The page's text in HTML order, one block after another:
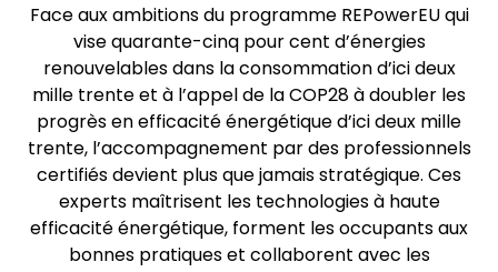
Face aux ambitions du programme REPowerEU qui
vise quarante-cinq pour cent d’énergies
renouvelables dans la consommation d’ici deux
mille trente et à l’appel de la COP28 à doubler les
progrès en efficacité énergétique d’ici deux mille
trente, l’accompagnement par des professionnels
certifiés devient plus que jamais stratégique. Ces
experts maîtrisent les technologies à haute
efficacité énergétique, forment les occupants aux
bonnes pratiques et collaborent avec les